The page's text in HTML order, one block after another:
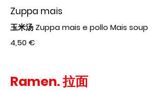
Zuppa mais
玉米汤 Zuppa mais e pollo Mais soup
4,50 €
Ramen. 拉面